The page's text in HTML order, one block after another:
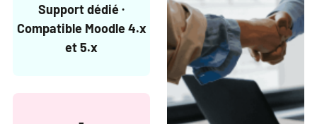
Support dédié ·
Compatible Moodle 4.x
et 5.x